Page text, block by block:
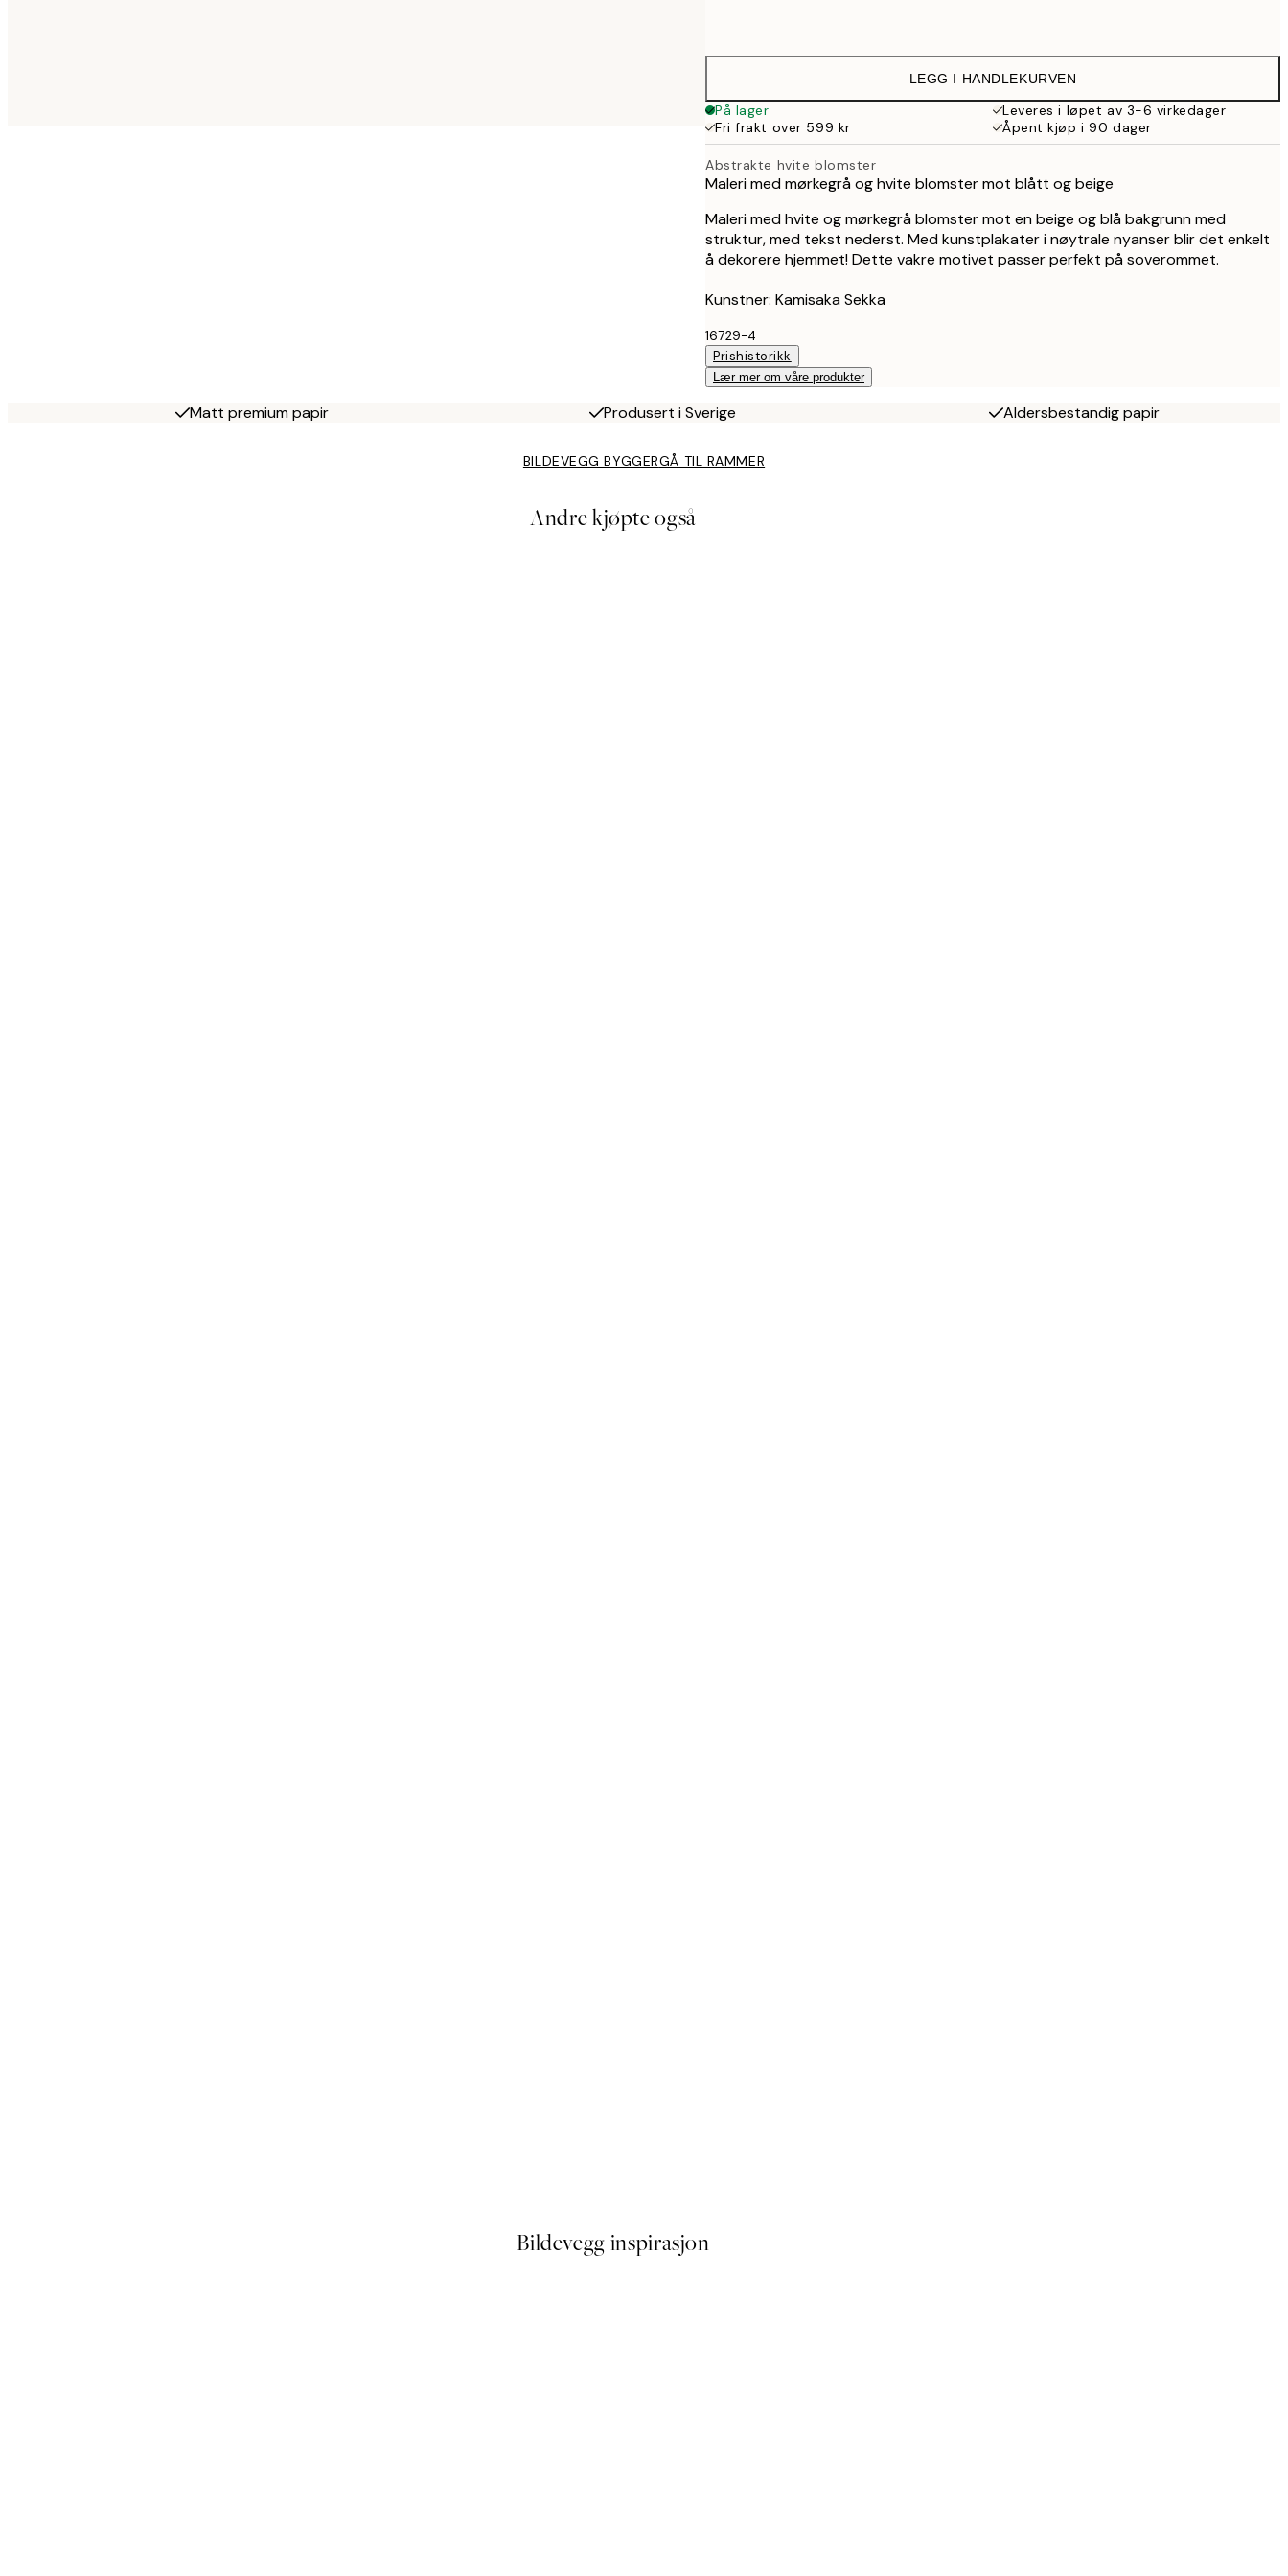
215 kr
359 kr
70x100 cm
509 kr
LEGG I HANDLEKURVEN
På lager
Leveres i løpet av 3-6 virkedager
Fri frakt over 599 kr
Åpent kjøp i 90 dager
Abstrakte hvite blomster
Maleri med mørkegrå og hvite blomster mot blått og beige
Maleri med hvite og mørkegrå blomster mot en beige og blå bakgrunn med
struktur, med tekst nederst. Med kunstplakater i nøytrale nyanser blir det enkelt
å dekorere hjemmet! Dette vakre motivet passer perfekt på soverommet.
Kunstner: Kamisaka Sekka
16729-4
Prishistorikk
Lær mer om våre produkter
Matt premium papir Produsert i Sverige Aldersbestandig papir
BILDEVEGG BYGGERGÅ TIL RAMMER
Andre kjøpte også
Bildevegg inspirasjon